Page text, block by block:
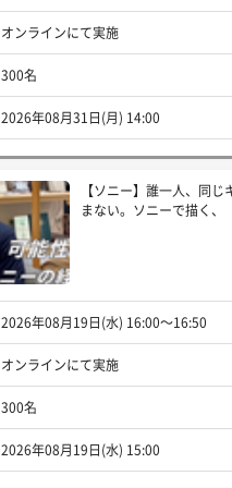
オンラインにて実施
300名
2026年08月31日(月) 14:00
【ソニー】誰一人、同じ
まない。ソニーで描く、
2026年08月19日(水) 16:00〜16:50
オンラインにて実施
300名
2026年08月19日(水) 15:00